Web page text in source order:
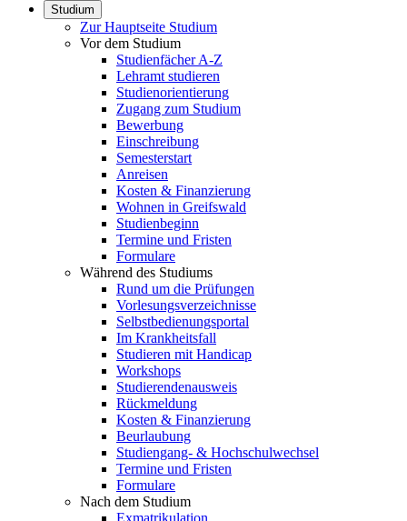
Studium
Zur Hauptseite Studium
Vor dem Studium
Studienfächer A-Z
Lehramt studieren
Studienorientierung
Zugang zum Studium
Bewerbung
Einschreibung
Semesterstart
Anreisen
Kosten & Finanzierung
Wohnen in Greifswald
Studienbeginn
Termine und Fristen
Formulare
Während des Studiums
Rund um die Prüfungen
Vorlesungsverzeichnisse
Selbstbedienungsportal
Im Krankheitsfall
Studieren mit Handicap
Workshops
Studierendenausweis
Rückmeldung
Kosten & Finanzierung
Beurlaubung
Studiengang- & Hochschulwechsel
Termine und Fristen
Formulare
Nach dem Studium
Exmatrikulation